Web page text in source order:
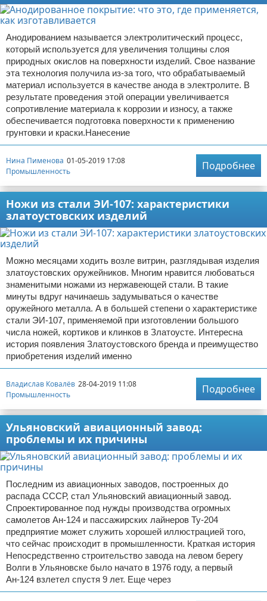
Анодированием называется электролитический процесс,
который используется для увеличения толщины слоя
природных окислов на поверхности изделий. Свое название
эта технология получила из-за того, что обрабатываемый
материал используется в качестве анода в электролите. В
результате проведения этой операции увеличивается
сопротивление материала к коррозии и износу, а также
обеспечивается подготовка поверхности к применению
грунтовки и краски.Нанесение
Нина Пименова 01-05-2019 17:08
Промышленность
Подробнее
Ножи из стали ЭИ-107: характеристики
златоустовских изделий
Можно месяцами ходить возле витрин, разглядывая изделия
златоустовских оружейников. Многим нравится любоваться
знаменитыми ножами из нержавеющей стали. В такие
минуты вдруг начинаешь задумываться о качестве
оружейного металла. А в большей степени о характеристике
стали ЭИ-107, применяемой при изготовлении большого
числа ножей, кортиков и клинков в Златоусте. Интересна
история появления Златоустовского бренда и преимущество
приобретения изделий именно
Владислав Ковалёв 28-04-2019 11:08
Промышленность
Подробнее
Ульяновский авиационный завод:
проблемы и их причины
Последним из авиационных заводов, построенных до
распада СССР, стал Ульяновский авиационный завод.
Спроектированное под нужды производства огромных
самолетов Ан-124 и пассажирских лайнеров Ту-204
предприятие может служить хорошей иллюстрацией того,
что сейчас происходит в промышленности. Краткая история
Непосредственно строительство завода на левом берегу
Волги в Ульяновске было начато в 1976 году, а первый
Ан-124 взлетел спустя 9 лет. Еще через